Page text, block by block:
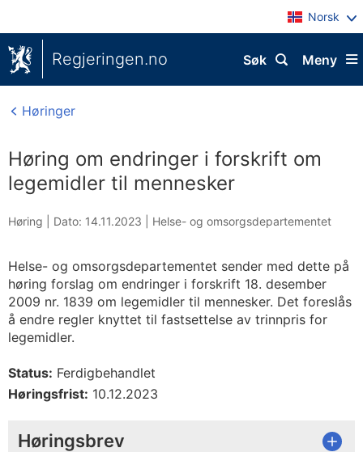
Norsk
Regjeringen.no Meny
Søk
Høringer
Høring om endringer i forskrift om
legemidler til mennesker
Høring | Dato: 14.11.2023 Helse- og omsorgsdepartementet
Helse- og omsorgsdepartementet sender med dette på
høring forslag om endringer i forskrift 18. desember
2009 nr. 1839 om legemidler til mennesker. Det foreslås
å endre regler knyttet til fastsettelse av trinnpris for
legemidler.
Status: Ferdigbehandlet
Høringsfrist: 10.12.2023
Høringsbrev